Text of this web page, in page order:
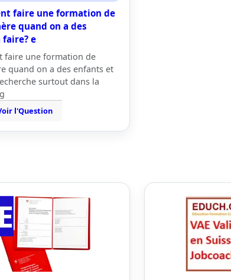
faire une formation de
quand on a des
e
faire une formation de
quand on a des enfants et
surtout dans la
l'Question